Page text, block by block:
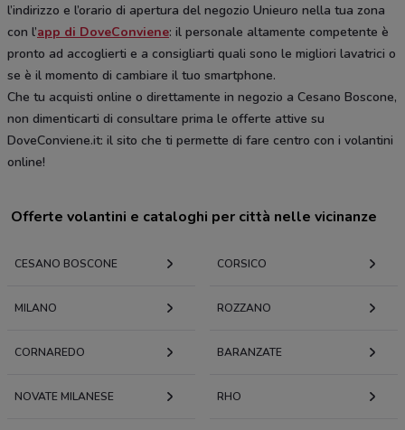
l’indirizzo e l’orario di apertura del negozio Unieuro nella tua zona
con l’app di DoveConviene: il personale altamente competente è
pronto ad accoglierti e a consigliarti quali sono le migliori lavatrici o
se è il momento di cambiare il tuo smartphone.
Che tu acquisti online o direttamente in negozio a Cesano Boscone,
non dimenticarti di consultare prima le offerte attive su
DoveConviene.it: il sito che ti permette di fare centro con i volantini
online!
Offerte volantini e cataloghi per città nelle vicinanze
CESANO BOSCONE CORSICO
MILANO ROZZANO
CORNAREDO BARANZATE
NOVATE MILANESE RHO